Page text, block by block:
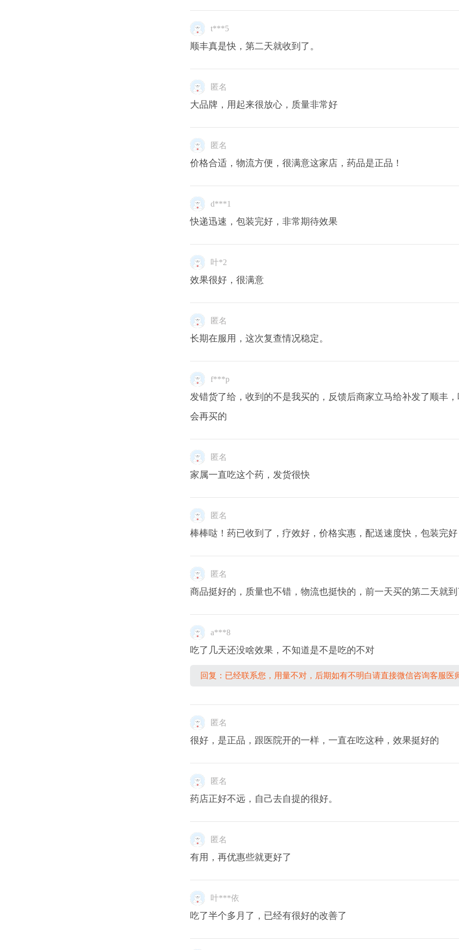
t***5
顺丰真是快，第二天就收到了。
匿名
大品牌，用起来很放心，质量非常好
匿名
价格合适，物流方便，很满意这家店，药品是正品！
d***1
快递迅速，包装完好，非常期待效果
叶*2
效果很好，很满意
匿名
长期在服用，这次复查情况稳定。
f***p
发错货了给，收到的不是我买的，反馈后商家立马给补发了顺丰
会再买的
匿名
家属一直吃这个药，发货很快
匿名
棒棒哒！药已收到了，疗效好，价格实惠，配送速度快，包装完好
匿名
商品挺好的，质量也不错，物流也挺快的，前一天买的第二天就
a***8
吃了几天还没啥效果，不知道是不是吃的不对
回复：已经联系您，用量不对，后期如有不明白请直接微信咨询客服医
匿名
很好，是正品，跟医院开的一样，一直在吃这种，效果挺好的
匿名
药店正好不远，自己去自提的很好。
匿名
有用，再优惠些就更好了
叶***依
吃了半个多月了，已经有很好的改善了